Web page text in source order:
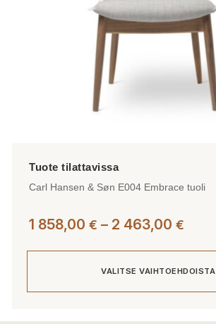
Carl Hansen & Søn E004 Embrace tuoli
1 858,00 € – 2 463,00 €
-
2
VALITSE VAIHTOEHDOISTA